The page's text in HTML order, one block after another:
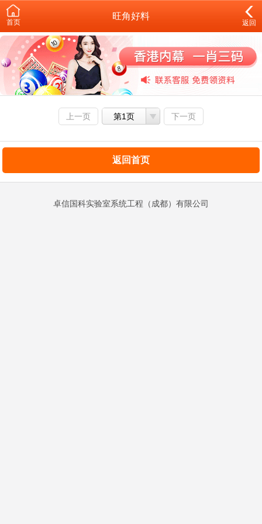
首页
旺角好料
返回
上一页 第1页 下一页
返回首页
卓信国科实验室系统工程（成都）有限公司